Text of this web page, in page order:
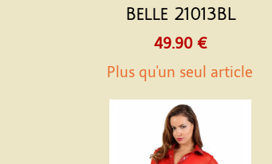
Belle 21013BL
49.90 €
Plus qu'un seul article